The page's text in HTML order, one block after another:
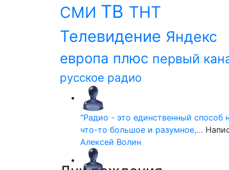
СМИ ТВ ТНТ
Телевидение Яндекс
европа плюс первый
русское радио
"Радио - это единственный способ
что-то большое и разумное,…
Алексей Волин